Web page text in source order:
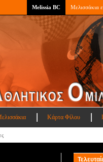
Melissia BC Μελισσάκια
Κάρτα Φίλου